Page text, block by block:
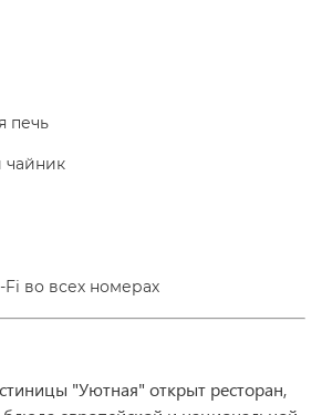
печь
чайник
во всех номерах
"Уютная" открыт ресторан,